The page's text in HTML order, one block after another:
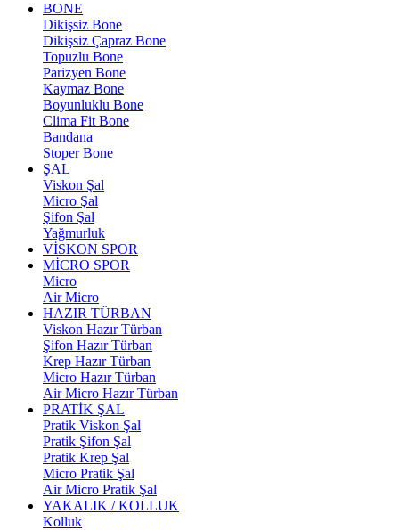
BONE
Dikişsiz Bone
Dikişsiz Çapraz Bone
Topuzlu Bone
Parizyen Bone
Kaymaz Bone
Boyunluklu Bone
Clima Fit Bone
Bandana
Stoper Bone
ŞAL
Viskon Şal
Micro Şal
Şifon Şal
Yağmurluk
VİSKON SPOR
MİCRO SPOR
Micro
Air Micro
HAZIR TÜRBAN
Viskon Hazır Türban
Şifon Hazır Türban
Krep Hazır Türban
Micro Hazır Türban
Air Micro Hazır Türban
PRATİK ŞAL
Pratik Viskon Şal
Pratik Şifon Şal
Pratik Krep Şal
Micro Pratik Şal
Air Micro Pratik Şal
YAKALIK / KOLLUK
Kolluk